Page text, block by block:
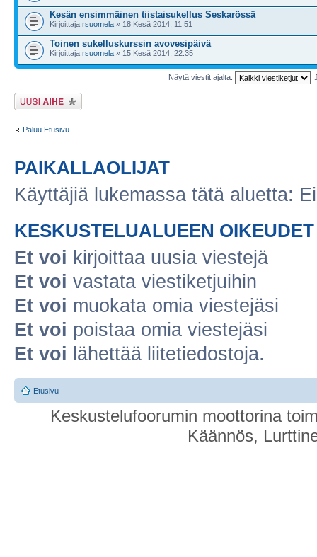
Kesän ensimmäinen tiistaisukellus Seskarössä
Kirjoittaja rsuomela » 18 Kesä 2014, 11:51
Toinen sukelluskurssin avovesipäivä
Kirjoittaja rsuomela » 15 Kesä 2014, 22:35
Näytä viestit ajalta:
Lähetä uusi viesti
Paluu Etusivu
PAIKALLAOLIJAT
Käyttäjiä lukemassa tätä aluetta:
KESKUSTELUALUEEN OIKEUDET
Et voi kirjoittaa uusia viestejä
Et voi vastata viestiketjuihin
Et voi muokata omia viestejäsi
Et voi poistaa omia viestejäsi
Et voi lähettää liitetiedostoja.
Etusivu
Keskustelufoorumin moottorina
Käännös,